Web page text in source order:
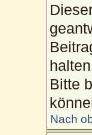
Bitte
Nach